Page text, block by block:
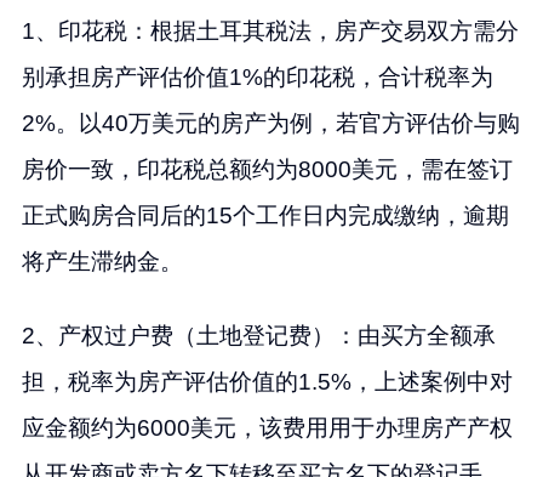
1、印花税：根据土耳其税法，房产交易双方需分
别承担房产评估价值1%的印花税，合计税率为
2%。以40万美元的房产为例，若官方评估价与购
房价一致，印花税总额约为8000美元，需在签订
正式购房合同后的15个工作日内完成缴纳，逾期
将产生滞纳金。
2、产权过户费（土地登记费）：由买方全额承
担，税率为房产评估价值的1.5%，上述案例中对
应金额约为6000美元，该费用用于办理房产产权